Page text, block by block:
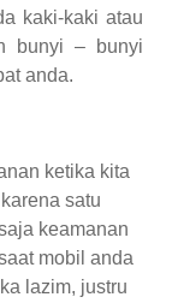
kaki-kaki atau
bunyi – bunyi
anda.
ketika kita
satu
keamanan
mobil anda
lazim, justru